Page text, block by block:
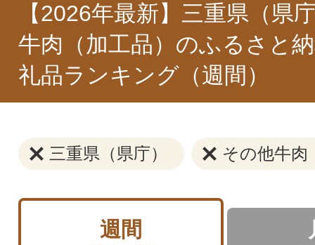
【2026年最新】三重県（県
牛肉（加工品）のふるさと
礼品ランキング（週間）
三重県（県庁） その他牛肉
週間